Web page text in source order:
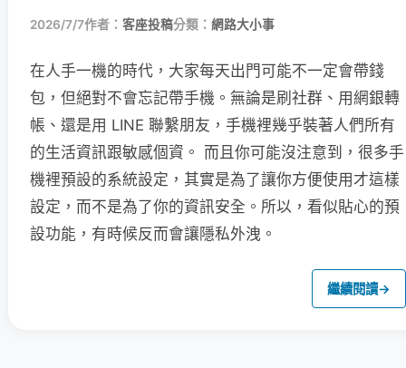
2026/7/7作者： 客座投稿分類： 網路大小事
在人手一機的時代，大家每天出門可能不一定會帶錢
包，但絕對不會忘記帶手機。無論是刷社群、用網銀轉
帳、還是用 LINE 聯繫朋友，手機裡幾乎裝著人們所有
的生活資訊跟敏感個資。 而且你可能沒注意到，很多手
機裡預設的系統設定，其實是為了讓你方便使用才這樣
設定，而不是為了你的資訊安全。所以，看似貼心的預
設功能，有時候反而會讓隱私外洩。
繼續閱讀→